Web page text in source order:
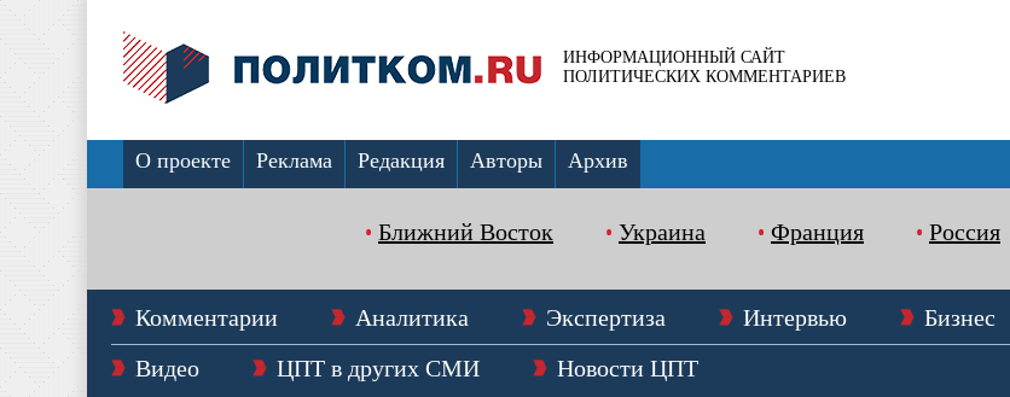
ИНФОРМАЦИОННЫЙ САЙТ
ПОЛИТИЧЕСКИХ КОММЕНТАРИЕВ
О проекте Реклама Редакция Авторы Архив
Ближний Восток Украина Франция Россия
Комментарии Аналитика Экспертиза Интервью Бизнес
Видео
ЦПТ в других СМИ Новости ЦПТ